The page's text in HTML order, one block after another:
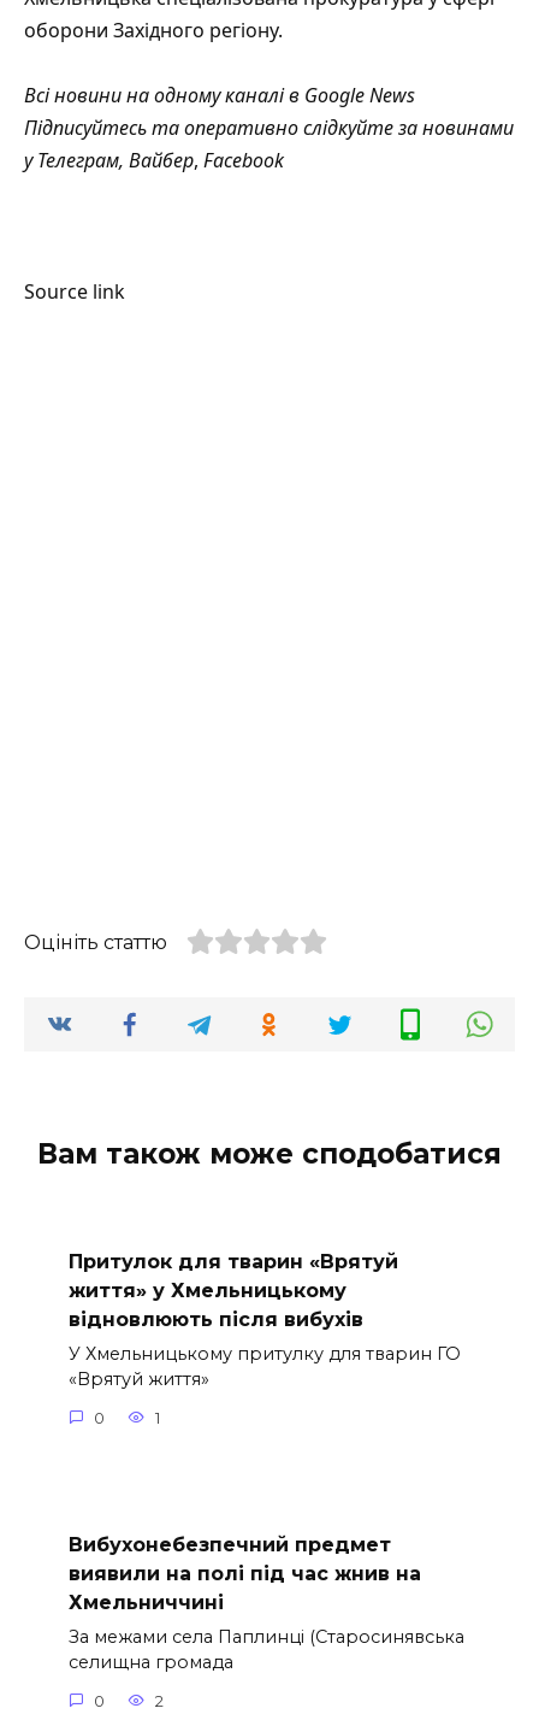
оборони Західного регіону.
Всі новини на одному каналі в Google News
Підписуйтесь та оперативно слідкуйте за новинами
уТелеграм, Вайбер, Facebook
Source link
Оцініть статтю
Вам також може сподобатися
Притулок для тварин «Врятуй
життя» у Хмельницькому
відновлюють після вибухів
У Хмельницькому притулку для тварин ГО
«Врятуй життя»
0 1
Вибухонебезпечний предмет
виявили на полі під час жнив на
Хмельниччині
За межами села Паплинці (Старосинявська
селищна громада
0 2